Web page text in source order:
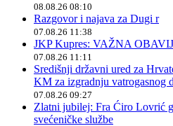
08.08.26 08:10
Razgovor i najava za Dugi r
07.08.26 11:38
JKP Kupres: VAŽNA
07.08.26 11:11
Središnji državni ured za
KM za izgradnju vatrogasnog
07.08.26 09:27
Zlatni jubilej: Fra Ćiro Lovrić
svećeničke službe